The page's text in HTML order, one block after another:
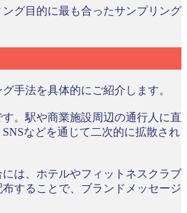
グ目的に最も合ったサンプリング
手法を具体的にご紹介します。
。駅や商業施設周辺の通行人に直
などを通じて二次的に拡散され
は、ホテルやフィットネスクラブ
することで、ブランドメッセージ